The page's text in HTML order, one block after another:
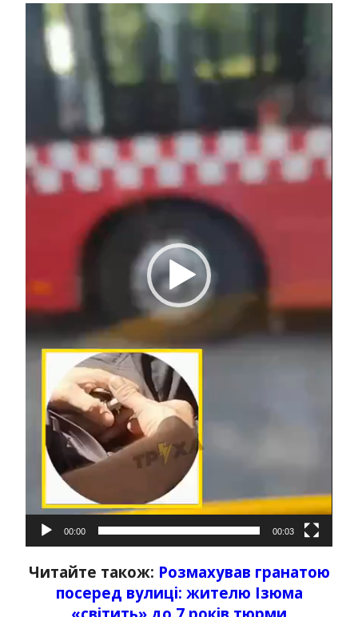
Відеопрогравач
00:00 00:03
Читайте також: Розмахував гранатою
посеред вулиці: жителю Ізюма